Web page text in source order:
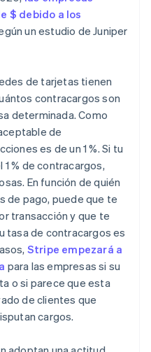
$ debido a los
un estudio de Juniper
de tarjetas tienen
contracargos son
determinada. Como
de
es de un 1 %. Si tu
% de contracargos,
En función de quién
de pago, puede que te
transacción y que te
tasa de contracargos es
Stripe empezará a
para las empresas si su
o si parece que esta
de clientes que
cargos.